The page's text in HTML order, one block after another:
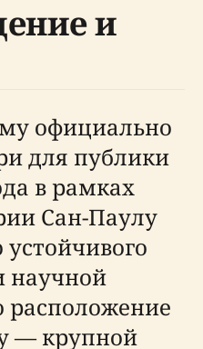
и
официально
для публики
в рамках
Сан-Паулу
научной
расположение
— крупной